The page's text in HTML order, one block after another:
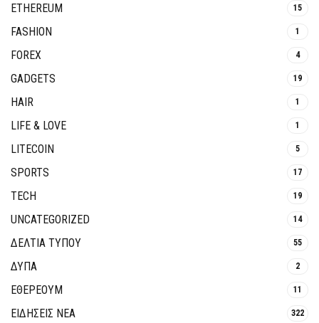
ETHEREUM 15
FASHION 1
FOREX 4
GADGETS 19
HAIR 1
LIFE & LOVE 1
LITECOIN 5
SPORTS 17
TECH 19
UNCATEGORIZED 14
ΔΕΛΤΙΑ ΤΥΠΟΥ 55
ΔΥΠΑ 2
ΕΘΈΡΕΟΥΜ 11
ΕΙΔΗΣΕΙΣ ΝΕΑ 322